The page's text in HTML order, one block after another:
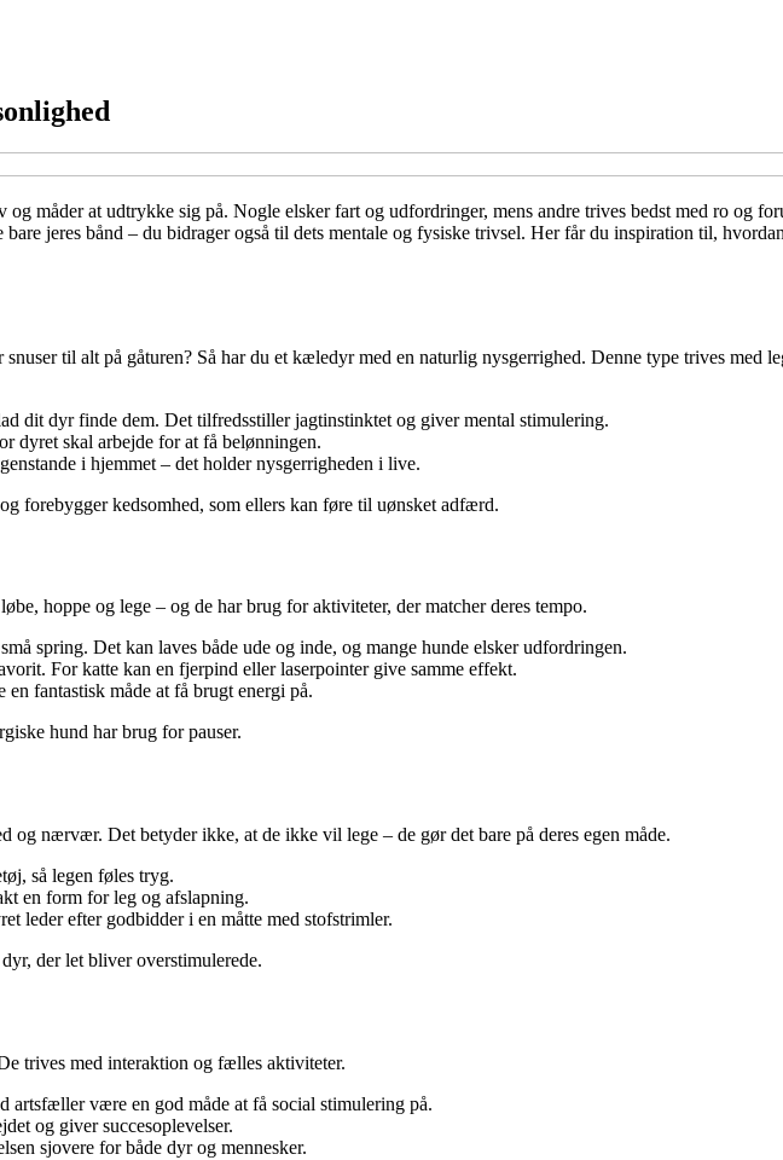
måder at udtrykke sig på. Nogle elsker fart og udfordringer, mens andre trives bedst med ro og
jeres bånd – du bidrager også til dets mentale og fysiske trivsel. Her får du inspiration til,
til alt på gåturen? Så har du et kæledyr med en naturlig nysgerrighed. Denne type trives med
dit dyr finde dem. Det tilfredsstiller jagtinstinktet og giver mental stimulering.
dyret skal arbejde for at få belønningen.
i hjemmet – det holder nysgerrigheden i live.
forebygger kedsomhed, som ellers kan føre til uønsket adfærd.
hoppe og lege – og de har brug for aktiviteter, der matcher deres tempo.
spring. Det kan laves både ude og inde, og mange hunde elsker udfordringen.
For katte kan en fjerpind eller laserpointer give samme effekt.
fantastisk måde at få brugt energi på.
hund har brug for pauser.
nærvær. Det betyder ikke, at de ikke vil lege – de gør det bare på deres egen måde.
så legen føles tryg.
en form for leg og afslapning.
leder efter godbidder i en måtte med stofstrimler.
der let bliver overstimulerede.
trives med interaktion og fælles aktiviteter.
artsfæller være en god måde at få social stimulering på.
og giver succesoplevelser.
sjovere for både dyr og mennesker.